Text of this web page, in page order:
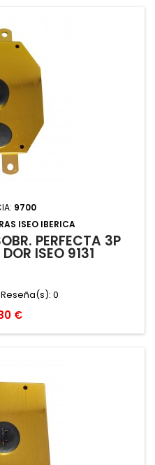
9700
ISEO IBERICA
PERFECTA 3P
ISEO 9131
Reseña(s): 0
€